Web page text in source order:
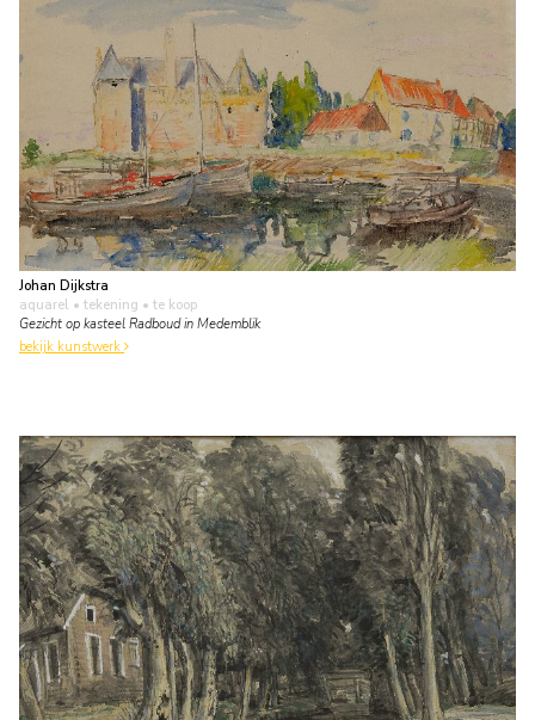
Johan Dijkstra
aquarel • tekening • te koop
Gezicht op kasteel Radboud in Medemblik
bekijk kunstwerk